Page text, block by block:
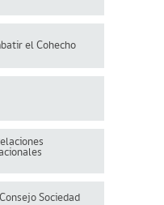
el Cohecho
Consejo Sociedad